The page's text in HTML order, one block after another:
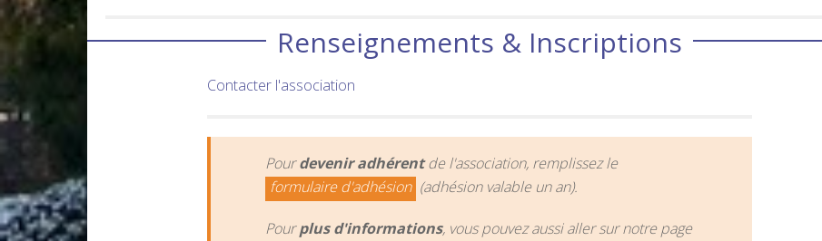
Renseignements & Inscriptions
Contacter l'association
Pourdevenir adhérentde l'association, remplissez le
formulaire d'adhésion (adhésion valable un an).
Pourplus d'informations, vous pouvez aussi aller sur notre page